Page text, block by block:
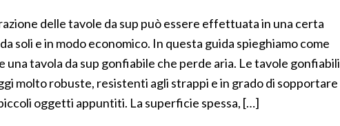
delle tavole da sup può essere effettuata in una certa
soli e in modo economico. In questa guida spieghiamo come
una tavola da sup gonfiabile che perde aria. Le tavole gonfiabili
molto robuste, resistenti agli strappi e in grado di sopportare
oggetti appuntiti. La superficie spessa, […]